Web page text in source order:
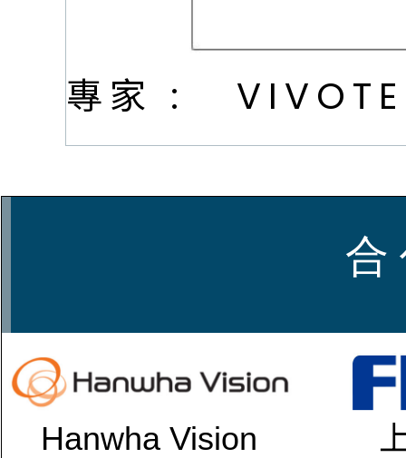
專家 :
合
Hanwha Vision